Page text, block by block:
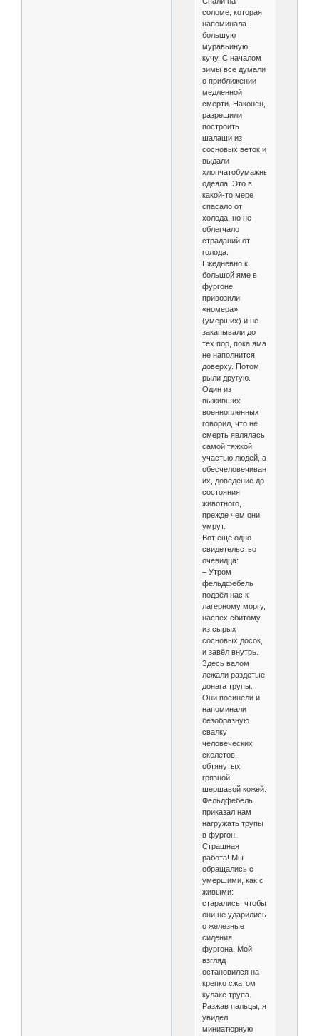
соломе, которая
напоминала
большую
муравьиную
кучу. С началом
зимы все думали
о приближении
медленной
смерти. Наконец,
разрешили
построить
шалаши из
сосновых веток и
выдали
хлопчатобумажные
одеяла. Это в
какой-то мере
спасало от
холода, но не
облегчало
страданий от
голода.
Ежедневно к
большой яме в
фургоне
привозили
«номера»
(умерших) и не
закапывали до
тех пор, пока яма
не наполнится
доверху. Потом
рыли другую.
Один из
выживших
военнопленных
говорил, что не
смерть являлась
самой тяжкой
участью людей, а
обесчеловечивание
их, доведение до
состояния
животного,
прежде чем они
умрут.
Вот ещё одно
свидетельство
очевидца:
– Утром
фельдфебель
подвёл нас к
лагерному моргу,
наспех сбитому
из сырых
сосновых досок,
и завёл внутрь.
Здесь валом
лежали раздетые
донага трупы.
Они посинели и
напоминали
безобразную
свалку
человеческих
скелетов,
обтянутых
грязной,
шершавой кожей.
Фельдфебель
приказал нам
нагружать трупы
в фургон.
Страшная
работа! Мы
обращались с
умершими, как с
живыми:
старались, чтобы
они не ударились
о железные
сидения
фургона. Мой
взгляд
остановился на
крепко сжатом
кулаке трупа.
Разжав пальцы, я
увидел
миниатюрную